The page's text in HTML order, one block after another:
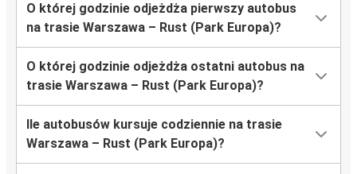
O której godzinie odjeżdża pierwszy autobus
na trasie Warszawa – Rust (Park Europa)?
O której godzinie odjeżdża ostatni autobus na
trasie Warszawa – Rust (Park Europa)?
Ile autobusów kursuje codziennie na trasie
Warszawa – Rust (Park Europa)?